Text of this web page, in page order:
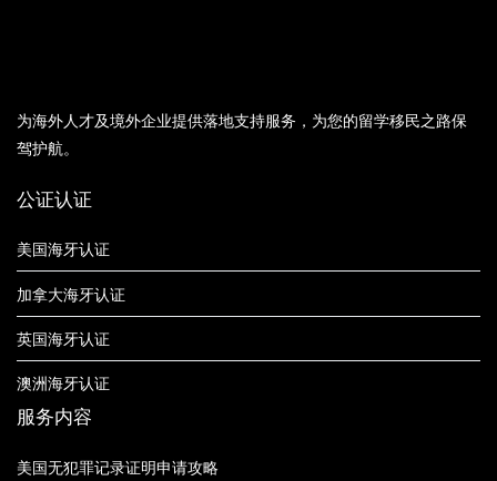
为海外人才及境外企业提供落地支持服务，为您的留学移民之路保
驾护航。
公证认证
美国海牙认证
加拿大海牙认证
英国海牙认证
澳洲海牙认证
服务内容
美国无犯罪记录证明申请攻略